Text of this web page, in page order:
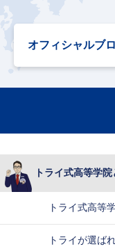
オフィシャルブ
トライ式高等学院
トライ式高等
トライが選ば